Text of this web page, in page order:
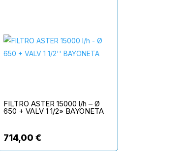
FILTRO ASTER 15000 l/h – Ø
650 + VALV 1 1/2» BAYONETA
714,00 €